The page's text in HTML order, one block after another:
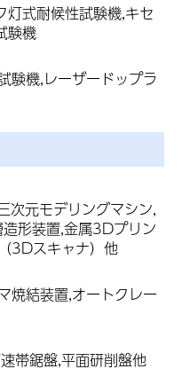
灯式耐候性試験機,キセ
験機
験機,レーザードップラ
元モデリングマシン,
形装置,金属3Dプリン
3Dスキャナ）他
焼結装置,オートクレー
帯鋸盤,平面研削盤他